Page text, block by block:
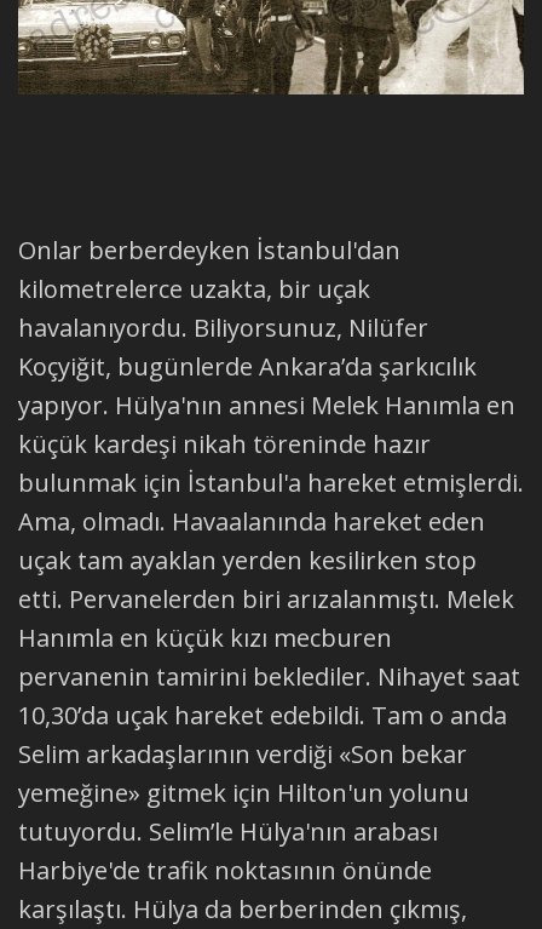
Onlar berberdeyken İstanbul'dan
kilometrelerce uzakta, bir uçak
havalanıyordu. Biliyorsunuz, Nilüfer
Koçyiğit, bugünlerde Ankara’da şarkıcılık
yapıyor. Hülya'nın annesi Melek Hanımla en
küçük kardeşi nikah töreninde hazır
bulunmak için İstanbul'a hareket etmişlerdi.
Ama, olmadı. Havaalanında hareket eden
uçak tam ayaklan yerden kesilirken stop
etti. Pervanelerden biri arızalanmıştı. Melek
Hanımla en küçük kızı mecburen
pervanenin tamirini beklediler. Nihayet saat
10,30’da uçak hareket edebildi. Tam o anda
Selim arkadaşlarının verdiği «Son bekar
yemeğine» gitmek için Hilton'un yolunu
tutuyordu. Selim’le Hülya'nın arabası
Harbiye'de trafik noktasının önünde
karşılaştı. Hülya da berberinden çıkmış,